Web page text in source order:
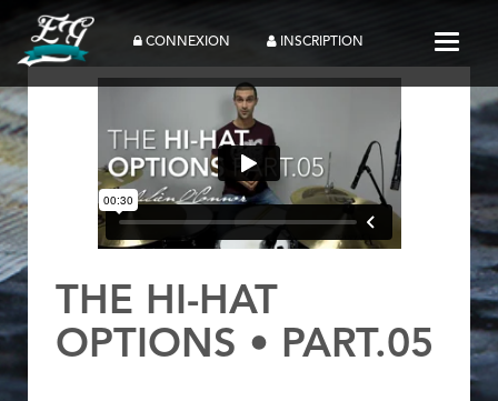
CONNEXION INSCRIPTION
THE HI-HAT
OPTIONS • PART.05